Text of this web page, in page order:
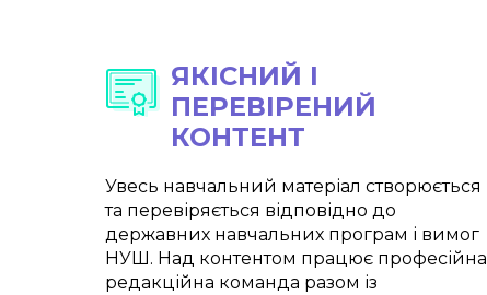
ЯКІСНИЙ І
ПЕРЕВІРЕНИЙ
КОНТЕНТ
Увесь навчальний матеріал створюється
та перевіряється відповідно до
державних навчальних програм і вимог
НУШ. Над контентом працює професійна
редакційна команда разом із